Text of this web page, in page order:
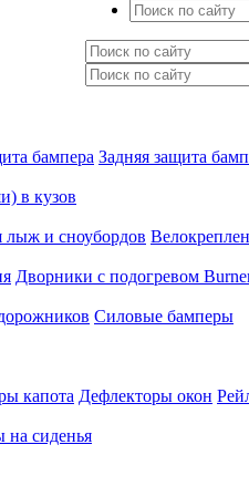
бампера Задняя защита
в кузов
лыж и сноубордов
Дворники с подогревом
Силовые бамперы
капота Дефлекторы окон
на сиденья